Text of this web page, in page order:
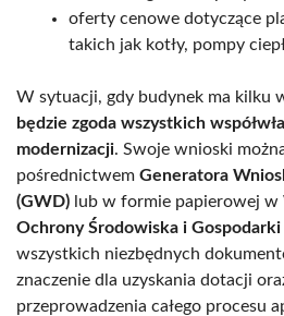
oferty cenowe dotyczące
takich jak kotły, pompy
W sytuacji, gdy budynek ma kilku
będzie zgoda wszystkich
modernizacji. Swoje wnioski
pośrednictwem Generatora
(GWD) lub w formie papierowej w
Ochrony Środowiska i
wszystkich niezbędnych
znaczenie dla uzyskania dotacji
przeprowadzenia całego procesu